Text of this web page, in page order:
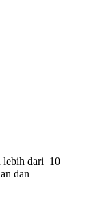
lebih dari 10
dan